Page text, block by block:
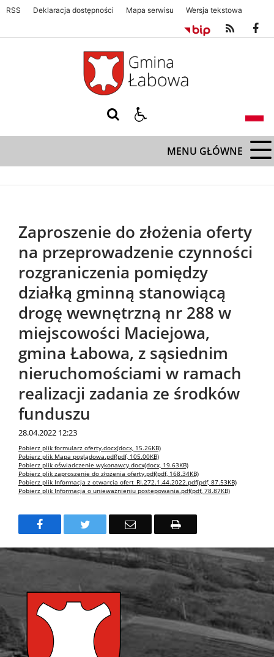
RSS Deklaracja dostępności Mapa serwisu Wersja tekstowa
Gmina Łabowa. Zapraszamy serdecznie
MENU GŁÓWNE
Zaproszenie do złożenia oferty
na przeprowadzenie czynności
rozgraniczenia pomiędzy
działką gminną stanowiącą
drogę wewnętrzną nr 288 w
miejscowości Maciejowa,
gmina Łabowa, z sąsiednim
nieruchomościami w ramach
realizacji zadania ze środków
funduszu
28.04.2022 12:23
Treść
Pobierz plik formularz oferty.docx(docx, 15.26KB)
Pobierz plik Mapa poglądowa.pdf(pdf, 105.00KB)
Pobierz plik oświadczenie wykonawcy.docx(docx, 19.63KB)
Pobierz plik zaproszenie do złożenia oferty.pdf(pdf, 168.34KB)
Pobierz plik Informacja z otwarcia ofert_RI.272.1.44.2022.pdf(pdf, 87.53KB)
Pobierz plik Informacja o unieważnieniu postepowania.pdf(pdf, 78.87KB)
FacebookTwitter Email Drukuj